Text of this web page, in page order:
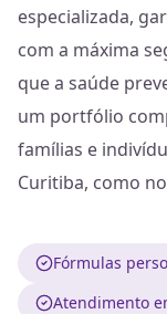
especializada,
com a máxima
que a saúde
um portfólio
famílias e
Curitiba, como
Fórmulas
Atendimento